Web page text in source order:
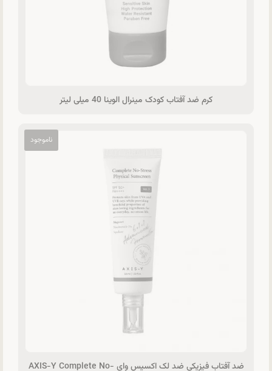
کرم ضد آفتاب کودک مینرال الوینا 40 میلی لیتر
ضد آفتاب فیزیکی ضد لک اکسیس وای AXIS-Y Complete No-